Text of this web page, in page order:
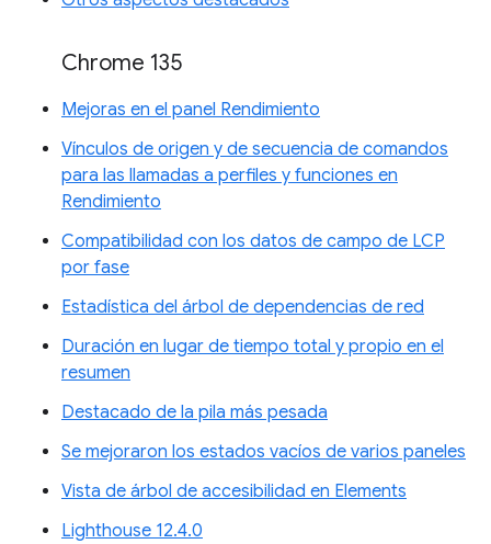
Chrome 135
Mejoras en el panel Rendimiento
Vínculos de origen y de secuencia de comandos
para las llamadas a perfiles y funciones en
Rendimiento
Compatibilidad con los datos de campo de LCP
por fase
Estadística del árbol de dependencias de red
Duración en lugar de tiempo total y propio en el
resumen
Destacado de la pila más pesada
Se mejoraron los estados vacíos de varios paneles
Vista de árbol de accesibilidad en Elements
Lighthouse 12.4.0